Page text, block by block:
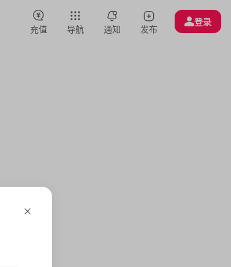
充值 导航 通知 发布
登录